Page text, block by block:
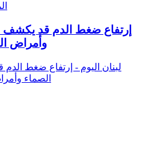
إرتفاع ضغط الدم قد يكشف
وأمراض